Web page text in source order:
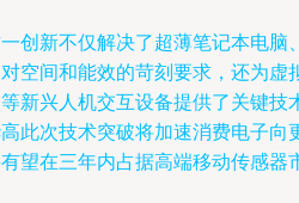
创新不仅解决了超薄笔记本电脑
空间和能效的苛刻要求，还为虚
新兴人机交互设备提供了关键技
此次技术突破将加速消费电子向
望在三年内占据高端移动传感器